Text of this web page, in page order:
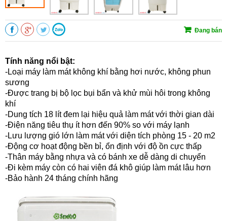
Đang bán
Tính năng nổi bật:
-Loại máy làm mát không khí bằng hơi nước, không phun
sương
-Được trang bị bộ lọc bụi bẩn và khử mùi hôi trong không
khí
-Dung tích 18 lít đem lại hiệu quả làm mát với thời gian dài
-Điện năng tiêu thụ ít hơn đến 90% so với máy lạnh
-Lưu lượng gió lớn làm mát với diện tích phòng 15 - 20 m2
-Động cơ hoạt động bền bỉ, ổn định với độ ồn cực thấp
-Thân máy bằng nhựa và có bánh xe dễ dàng di chuyển
-Đi kèm máy còn có hai viên đá khô giúp làm mát lâu hơn
-Bảo hành 24 tháng chính hãng